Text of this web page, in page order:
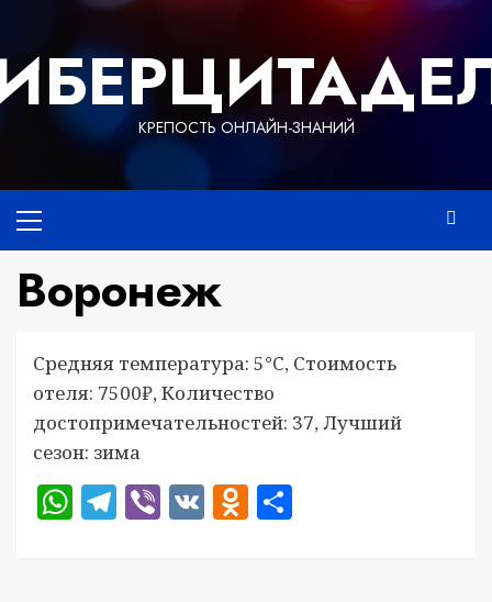
содержимому
КРЕПОСТЬ ОНЛАЙН-ЗНАНИЙ
меню
Воронеж
Средняя температура: 5°C, Стоимость
отеля: 7500₽, Количество
достопримечательностей: 37, Лучший
сезон: зима
WhatsApp
Telegram
Viber
VKOdnoklassniki